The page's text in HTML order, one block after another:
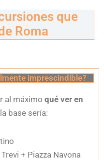
que
Roma
imprescindible?
al máximo qué ver en
base sería:
+ Piazza Navona